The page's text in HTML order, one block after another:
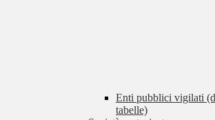
Enti pubblici vigilati
tabelle)